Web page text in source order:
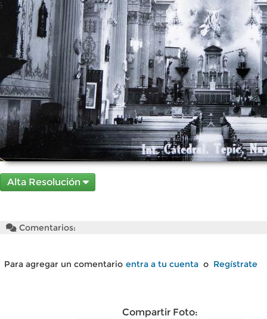
Alta Resolución
Comentarios:
Para agregar un comentario entra a tu cuenta o Regístrate
Compartir Foto: